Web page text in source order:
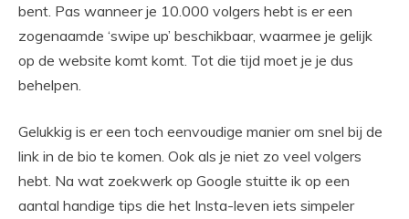
bent. Pas wanneer je 10.000 volgers hebt is er een
zogenaamde ‘swipe up’ beschikbaar, waarmee je gelijk
op de website komt komt. Tot die tijd moet je je dus
behelpen.
Gelukkig is er een toch eenvoudige manier om snel bij de
link in de bio te komen. Ook als je niet zo veel volgers
hebt. Na wat zoekwerk op Google stuitte ik op een
aantal handige tips die het Insta-leven iets simpeler